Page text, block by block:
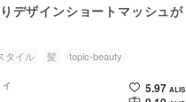
デザインショートマッシュが
タイル 髪 topic-beauty
5.97 ALIS